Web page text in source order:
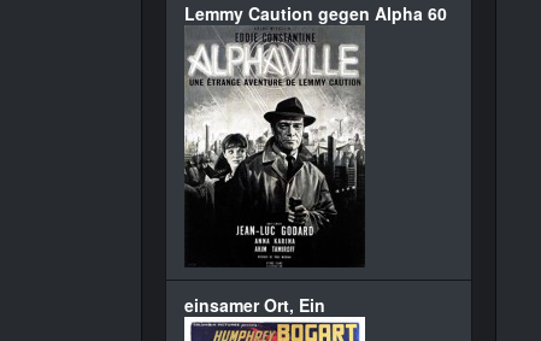
Lemmy Caution gegen Alpha 60
einsamer Ort, Ein